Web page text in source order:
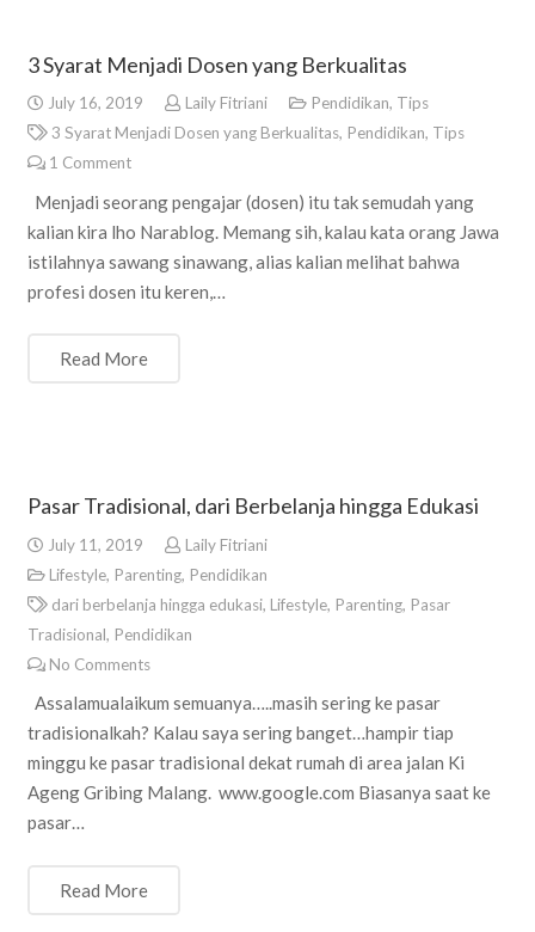
3 Syarat Menjadi Dosen yang Berkualitas
July 16, 2019 Laily Fitriani Pendidikan, Tips
3 Syarat Menjadi Dosen yang Berkualitas, Pendidikan, Tips
1 Comment
Menjadi seorang pengajar (dosen) itu tak semudah yang
kalian kira lho Narablog. Memang sih, kalau kata orang Jawa
istilahnya sawang sinawang, alias kalian melihat bahwa
profesi dosen itu keren,…
Read More
Pasar Tradisional, dari Berbelanja hingga Edukasi
July 11, 2019
Laily Fitriani
Lifestyle, Parenting, Pendidikan
dari berbelanja hingga edukasi, Lifestyle, Parenting, Pasar
Tradisional, Pendidikan
No Comments
Assalamualaikum semuanya…..masih sering ke pasar
tradisionalkah? Kalau saya sering banget…hampir tiap
minggu ke pasar tradisional dekat rumah di area jalan Ki
Ageng Gribing Malang. www.google.com Biasanya saat ke
pasar…
Read More